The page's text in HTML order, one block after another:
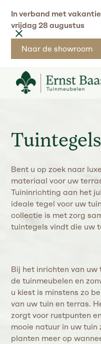
In verband met
vrijdag 28 augustus
Naar de showroom
Tuintegels
Bent u op zoek naar
materiaal voor uw
Tuininrichting aan het
ideale tegel voor uw
collectie is met zorg
tuintegels vindt die uw
Bij het inrichten van
de tuinmeubelen en
u kiest is minstens zo
van uw tuin en terras.
zorgt voor rustpunten
mooie natuur in uw tuin
planten meer op